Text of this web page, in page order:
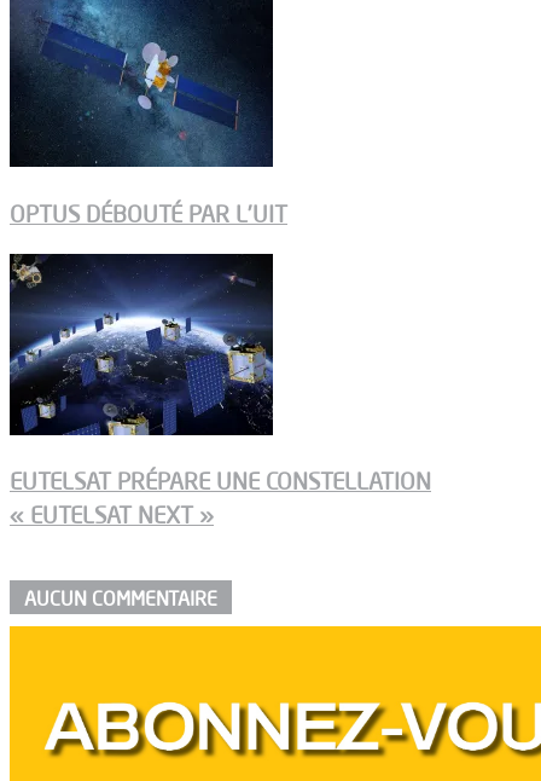
OPTUS DÉBOUTÉ PAR L’UIT
EUTELSAT PRÉPARE UNE CONSTELLATION
« EUTELSAT NEXT »
AUCUN COMMENTAIRE